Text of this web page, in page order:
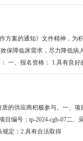
方案的通知》文件精神，为
保障临床需求，尽力降低病
一、报名资格： 1.具有良好
质的供应商积极参与。一、
目编号：tp-2024-cgb-07二
定；2.具有合法取得